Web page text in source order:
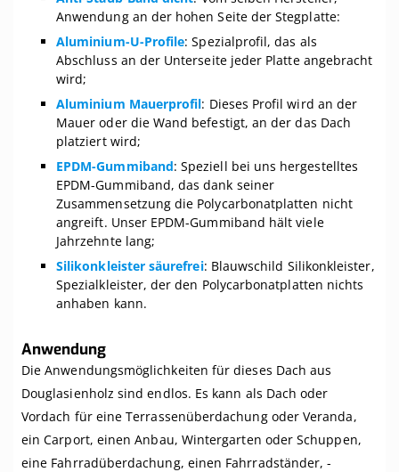
Anwendung an der hohen Seite der Stegplatte:
Aluminium-U-Profile: Spezialprofil, das als
Abschluss an der Unterseite jeder Platte angebracht
wird;
Aluminium Mauerprofil: Dieses Profil wird an der
Mauer oder die Wand befestigt, an der das Dach
platziert wird;
EPDM-Gummiband: Speziell bei uns hergestelltes
EPDM-Gummiband, das dank seiner
Zusammensetzung die Polycarbonatplatten nicht
angreift. Unser EPDM-Gummiband hält viele
Jahrzehnte lang;
Silikonkleister säurefrei: Blauwschild Silikonkleister,
Spezialkleister, der den Polycarbonatplatten nichts
anhaben kann.
Anwendung
Die Anwendungsmöglichkeiten für dieses Dach aus
Douglasienholz sind endlos. Es kann als Dach oder
Vordach für eine Terrassenüberdachung oder Veranda,
ein Carport, einen Anbau, Wintergarten oder Schuppen,
eine Fahrradüberdachung, einen Fahrradständer, -